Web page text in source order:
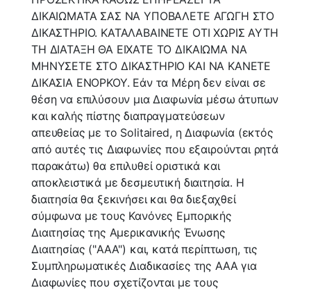
ΔΙΚΑΙΩΜΑΤΑ ΣΑΣ ΝΑ ΥΠΟΒΑΛΕΤΕ ΑΓΩΓΗ ΣΤΟ
ΔΙΚΑΣΤΗΡΙΟ. ΚΑΤΑΛΑΒΑΙΝΕΤΕ ΟΤΙ ΧΩΡΙΣ ΑΥΤΗ
ΤΗ ΔΙΑΤΑΞΗ ΘΑ ΕΙΧΑΤΕ ΤΟ ΔΙΚΑΙΩΜΑ ΝΑ
ΜΗΝΥΣΕΤΕ ΣΤΟ ΔΙΚΑΣΤΗΡΙΟ ΚΑΙ ΝΑ ΚΑΝΕΤΕ
ΔΙΚΑΣΙΑ ΕΝΟΡΚΟΥ. Εάν τα Μέρη δεν είναι σε
θέση να επιλύσουν μια Διαφωνία μέσω άτυπων
και καλής πίστης διαπραγματεύσεων
απευθείας με το Solitaired, η Διαφωνία (εκτός
από αυτές τις Διαφωνίες που εξαιρούνται ρητά
παρακάτω) θα επιλυθεί οριστικά και
αποκλειστικά με δεσμευτική διαιτησία. Η
διαιτησία θα ξεκινήσει και θα διεξαχθεί
σύμφωνα με τους Κανόνες Εμπορικής
Διαιτησίας της Αμερικανικής Ένωσης
Διαιτησίας ("AAA") και, κατά περίπτωση, τις
Συμπληρωματικές Διαδικασίες της AAA για
Διαφωνίες που σχετίζονται με τους